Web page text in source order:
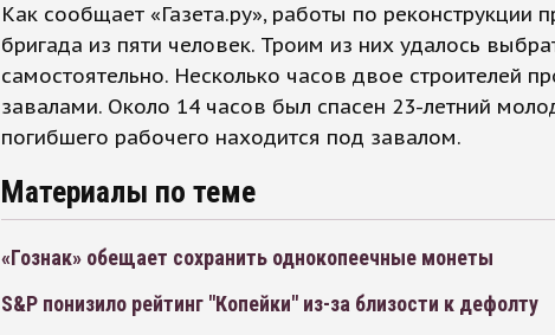
Как сообщает «Газета.ру», работы по реконструкции
бригада из пяти человек. Троим из них удалось
самостоятельно. Несколько часов двое строителей
завалами. Около 14 часов был спасен 23-летний
погибшего рабочего находится под завалом.
Материалы по теме
«Гознак» обещает сохранить однокопеечные монеты
S&P понизило рейтинг "Копейки" из-за близости к дефолту